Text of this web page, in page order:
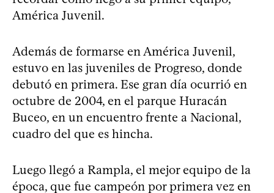
América Juvenil.
Además de formarse en América Juvenil,
estuvo en las juveniles de Progreso, donde
debutó en primera. Ese gran día ocurrió en
octubre de 2004, en el parque Huracán
Buceo, en un encuentro frente a Nacional,
cuadro del que es hincha.
Luego llegó a Rampla, el mejor equipo de la
época, que fue campeón por primera vez en